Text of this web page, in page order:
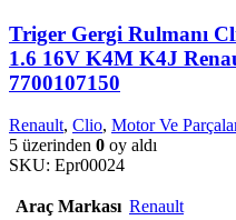
Triger Gergi Rulmanı
1.6 16V K4M K4J
7700107150
Renault, Clio, Motor Ve
5 üzerinden 0 oy aldı
SKU: Epr00024
Araç Markası Renault